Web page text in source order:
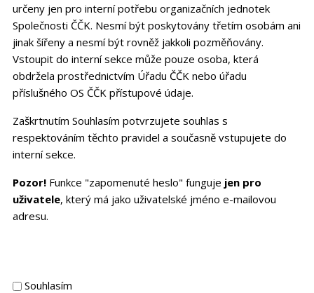
určeny jen pro interní potřebu organizačních jednotek
Společnosti ČČK. Nesmí být poskytovány třetím osobám ani
jinak šířeny a nesmí být rovněž jakkoli pozměňovány.
Vstoupit do interní sekce může pouze osoba, která
obdržela prostřednictvím Úřadu ČČK nebo úřadu
příslušného OS ČČK přístupové údaje.
Zaškrtnutím Souhlasím potvrzujete souhlas s
respektováním těchto pravidel a současně vstupujete do
interní sekce.
Pozor!Funkce "zapomenuté heslo" funguje jen pro
uživatele, který má jako uživatelské jméno e-mailovou
adresu.
Souhlasím